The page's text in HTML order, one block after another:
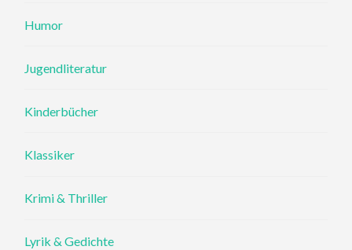
Humor
Jugendliteratur
Kinderbücher
Klassiker
Krimi & Thriller
Lyrik & Gedichte